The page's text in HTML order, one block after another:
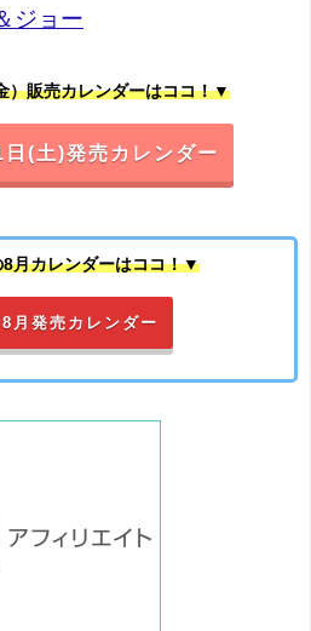
ジョー
販売カレンダーはココ！▼
(土)発売カレンダー
月カレンダーはココ！▼
発売カレンダー